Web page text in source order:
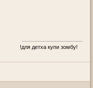
!для детха купи зомбу!